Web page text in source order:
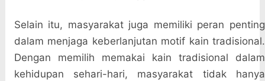
Selain itu, masyarakat juga memiliki peran penting
dalam menjaga keberlanjutan motif kain tradisional.
Dengan memilih memakai kain tradisional dalam
kehidupan sehari-hari, masyarakat tidak hanya